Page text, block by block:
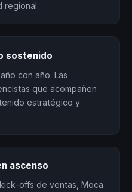
regional.
sostenido
con año. Las
que acompañen
estratégico y
ascenso
offs de ventas, Moca